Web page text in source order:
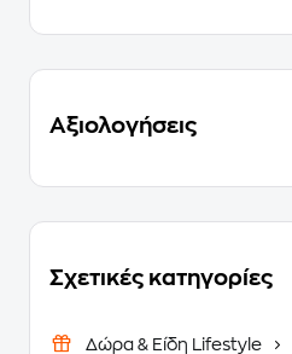
Αξιολογήσεις
Σχετικές κατηγορίες
Δώρα & Είδη Lifestyle